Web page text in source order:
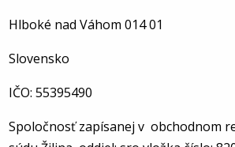
Hlboké nad Váhom 014 01
Slovensko
IČO: 55395490
Spoločnosťzapísanej v obchodnom